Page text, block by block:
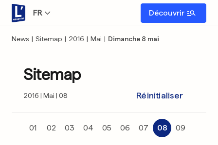
FR Découvrir
News | Sitemap | 2016 | Mai | Dimanche 8 mai
Sitemap
2016 Mai 08 Réinitialiser
01 02 03 04 05 06 07 08 09